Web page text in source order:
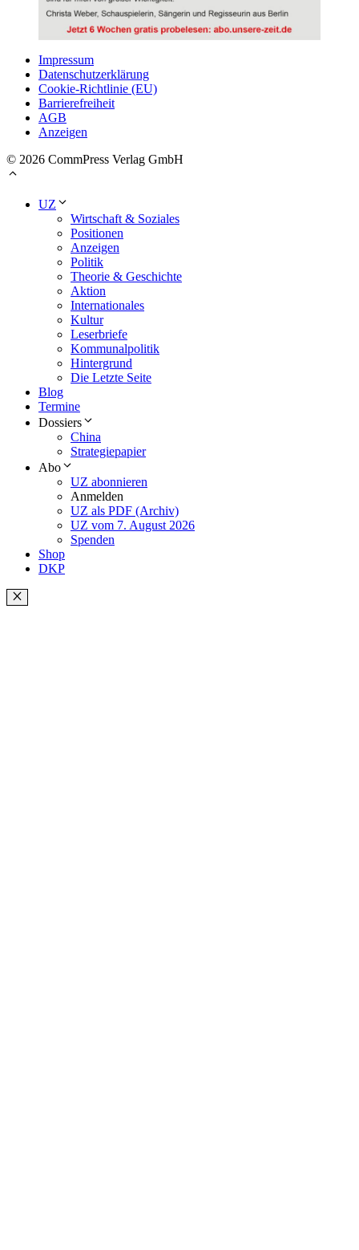
Impressum
Datenschutzerklärung
Cookie-Richtlinie (EU)
Barrierefreiheit
AGB
Anzeigen
© 2026 CommPress Verlag GmbH
UZ
Wirtschaft & Soziales
Positionen
Anzeigen
Politik
Theorie & Geschichte
Aktion
Internationales
Kultur
Leserbriefe
Kommunalpolitik
Hintergrund
Die Letzte Seite
Blog
Termine
Dossiers
China
Strategiepapier
Abo
UZ abonnieren
Anmelden
UZ als PDF (Archiv)
UZ vom 7. August 2026
Spenden
Shop
DKP
Schließen